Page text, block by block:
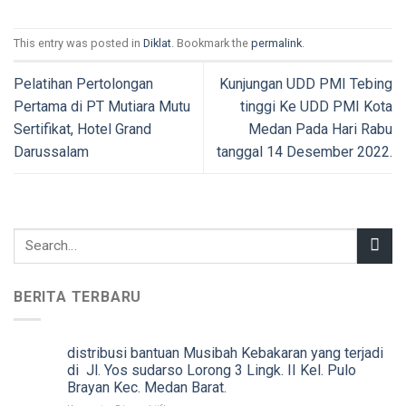
This entry was posted in Diklat . Bookmark the permalink
Pelatihan Pertolongan
Pertama di PT Mutiara Mutu
Sertifikat, Hotel Grand
Darussalam
Kunjungan UDD PMI Tebing
tinggi Ke UDD PMI Kota
Medan Pada Hari Rabu
tanggal 14 Desember 2022.
BERITA TERBARU
distribusi bantuan Musibah Kebakaran yang terjadi
di Jl. Yos sudarso Lorong 3 Lingk. II Kel. Pulo
Brayan Kec. Medan Barat.